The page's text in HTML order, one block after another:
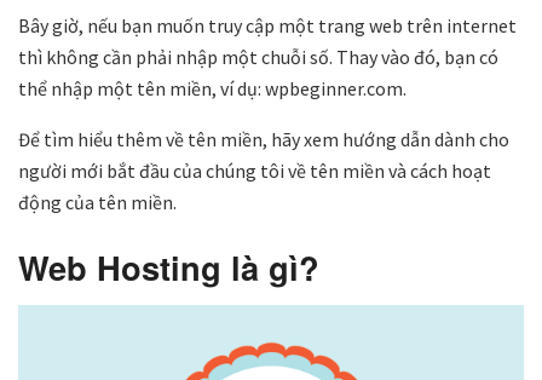
Bây giờ, nếu bạn muốn truy cập một trang web trên internet
thì không cần phải nhập một chuỗi số. Thay vào đó, bạn có
thể nhập một tên miền, ví dụ: wpbeginner.com.
Để tìm hiểu thêm về tên miền, hãy xem hướng dẫn dành cho
người mới bắt đầu của chúng tôi về tên miền và cách hoạt
động của tên miền.
Web Hosting là gì?